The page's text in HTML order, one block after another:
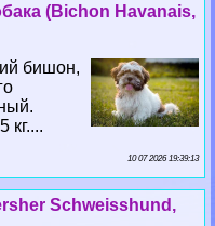
(Bichon Havanais,
бишон,
кг....
10 07 2026 19:39:13
Schweisshund,